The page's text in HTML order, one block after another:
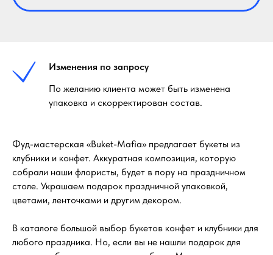
Изменения по запросу
По желанию клиента может быть изменена
упаковка и скорректирован состав.
Фуд-мастерская «Buket-Mafia» предлагает букеты из
клубники и конфет. Аккуратная композиция, которую
собрали наши флористы, будет в пору на праздничном
столе. Украшаем подарок праздничной упаковкой,
цветами, ленточками и другим декором.
В каталоге большой выбор букетов конфет и клубники для
любого праздника. Но, если вы не нашли подарок для